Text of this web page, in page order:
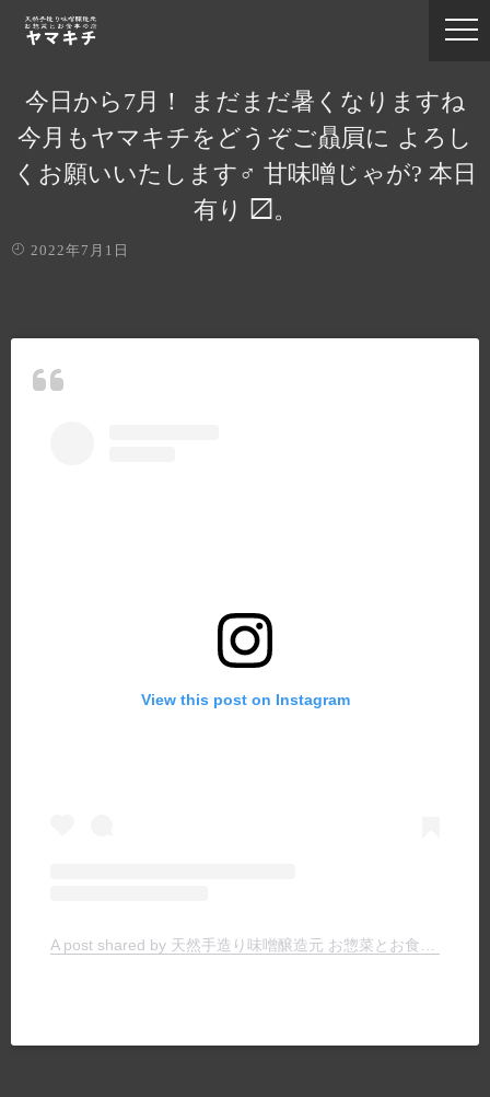
今日から7月！ まだまだ暑くなりますね
今月もヤマキチをどうぞご贔屓に よろし
くお願いいたします‍♂️ 甘味噌じゃが? 本日
有り 〼。
2022年7月1日
View this post on Instagram